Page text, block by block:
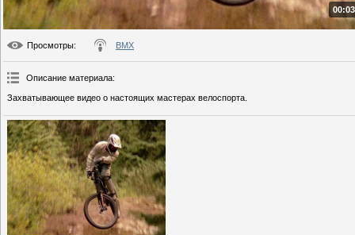
Просмотры: BMX
Описание материала:
Захватывающее видео о настоящих мастерах велоспорта.